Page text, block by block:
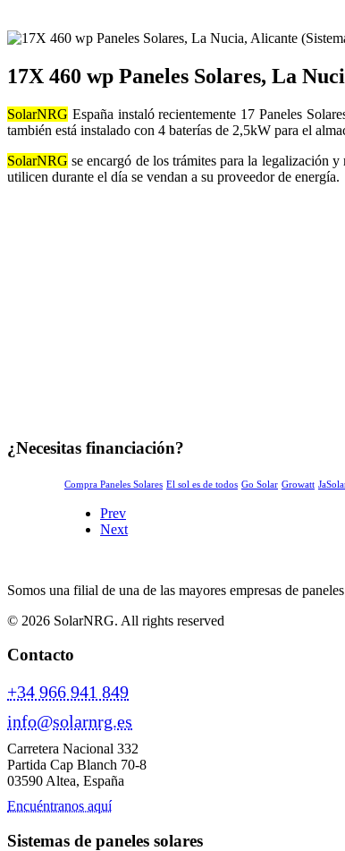
17X 460 wp Paneles Solares, La
SolarNRG España instaló recientemente 17 Paneles
también está instalado con 4 baterías de 2,5kW para el
SolarNRG se encargó de los trámites para la legalización
utilicen durante el día se vendan a su proveedor de energía.
¿Necesitas financiación?
Compra Paneles Solares El sol es de todos Go Solar Growatt
Prev
Next
Somos una filial de una de las mayores empresas de
© 2026 SolarNRG. All rights reserved
Contacto
+34 966 941 849
info@solarnrg.es
Carretera Nacional 332
Partida Cap Blanch 70-8
03590 Altea, España
Encuéntranos aquí
Sistemas de paneles solares